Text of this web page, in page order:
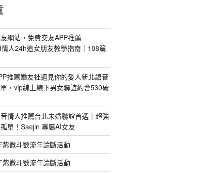
網站，免費交友APP推薦
人24h追女朋友教學指南｜108篇
推薦婚友社遇見你的愛人新北語音
，vip線上線下男女聯誼約會530破
情人推薦台北未婚聯誼首選｜超強
單！Saejin 專屬AI女友
微斗數流年論斷活動
微斗數流年論斷活動